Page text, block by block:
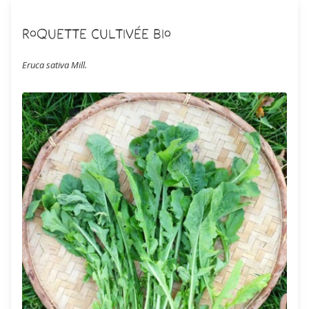
Roquette cultivée Bio
Eruca sativa Mill.